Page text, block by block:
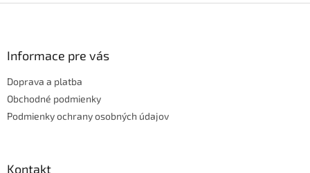
Informace pre vás
Doprava a platba
Obchodné podmienky
Podmienky ochrany osobných údajov
Kontakt